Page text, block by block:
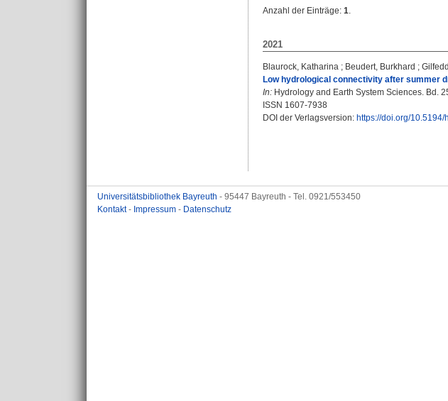
Anzahl der Einträge: 1.
2021
Blaurock, Katharina ; Beudert, Burkhard ;
Low hydrological connectivity after summer
In: Hydrology and Earth System Sciences. Bd.
ISSN 1607-7938
DOI der Verlagsversion: https://doi.org/
Universitätsbibliothek Bayreuth - 95447 Bayreuth - Tel. 0921/553450
Kontakt- Impressum - Datenschutz